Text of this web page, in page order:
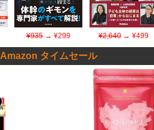
¥935 → ¥299 ¥2,640→ ¥499
Amazon タイムセール